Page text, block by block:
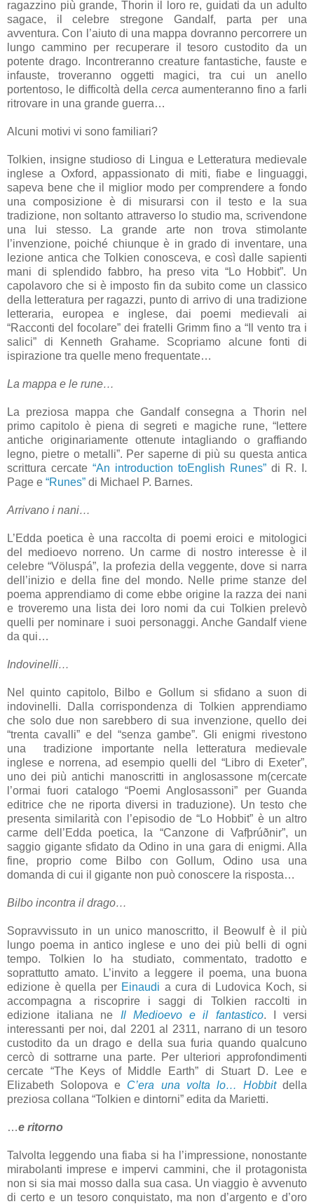
ragazzino più grande, Thorin il loro re, guidati da un adulto
sagace, il celebre stregone Gandalf, parta per una
avventura. Con l’aiuto di una mappa dovranno percorrere un
lungo cammino per recuperare il tesoro custodito da un
potente drago. Incontreranno creature fantastiche, fauste e
infauste, troveranno oggetti magici, tra cui un anello
portentoso, le difficoltà della cercaaumenteranno fino a farli
ritrovare in una grande guerra…
Alcuni motivi vi sono familiari?
Tolkien, insigne studioso di Lingua e Letteratura medievale
inglese a Oxford, appassionato di miti, fiabe e linguaggi,
sapeva beneche il miglior modo per comprendere a fondo
una composizione è di misurarsi con il testo e la sua
tradizione, non soltanto attraverso lo studio ma, scrivendone
una lui stesso. La grande arte non trova stimolante
l’invenzione, poiché chiunque è in grado di inventare, una
lezione antica che Tolkien conosceva, e così dalle sapienti
mani di splendido fabbro, ha preso vita “Lo Hobbit”. Un
capolavoro che si è imposto fin da subito come un classico
della letteratura per ragazzi, punto di arrivo di una tradizione
letteraria, europea e inglese, dai poemi medievali ai
“Racconti del focolare” dei fratelli Grimm fino a “Il vento tra i
salici” di Kenneth Grahame. Scopriamo alcune fonti di
ispirazione tra quelle meno frequentate…
La mappa e le rune…
La preziosa mappa che Gandalf consegna a Thorin nel
primo capitolo è piena di segreti e magiche rune, “lettere
antiche originariamente ottenute intagliando o graffiando
legno, pietre o metalli”. Per saperne di più su questa antica
scrittura cercate “An introduction toEnglish Runes” di R. I.
Page e “Runes” di Michael P. Barnes.
Arrivano i nani…
L’Edda poetica è una raccolta di poemi eroici e mitologici
del medioevo norreno. Un carme di nostro interesse èil
celebre “Völuspá”, la profezia della veggente, dove si narra
dell’inizio e della fine del mondo. Nelle prime stanze del
poema apprendiamo di come ebbe origine la razza dei nani
e troveremo una lista dei loro nomi da cui Tolkien prelevò
quelli per nominare i suoi personaggi. Anche Gandalf viene
da qui…
Indovinelli…
Nel quinto capitolo, Bilbo e Gollum si sfidano a suon di
indovinelli. Dalla corrispondenza di Tolkien apprendiamo
che solo due non sarebbero di sua invenzione, quello dei
“trenta cavalli” e del “senza gambe”. Gli enigmi rivestono
una tradizione importante nella letteratura medievale
inglese e norrena, ad esempio quelli del “Libro di Exeter”,
uno dei più antichi manoscritti in anglosassonem(cercate
l’ormai fuori catalogo “Poemi Anglosassoni” per Guanda
editrice che ne riporta diversi in traduzione). Un testo che
presenta similarità con l’episodio de “Lo Hobbit” è un altro
carme dell’Edda poetica, la “Canzone di Vafþrúðnir”, un
saggio gigante sfidato da Odino in una gara di enigmi. Alla
fine, proprio come Bilbo con Gollum, Odino usa una
domanda di cui il gigante non può conoscere la risposta…
Bilbo incontra il drago…
Sopravvissuto in un unico manoscritto, il Beowulf è il più
lungo poema in antico inglese e uno dei più belli di ogni
tempo. Tolkien lo ha studiato, commentato, tradotto e
soprattutto amato. L’invito a leggere il poema, una buona
edizione è quella per Einaudi a cura di Ludovica Koch, si
accompagna a riscoprire i saggi di Tolkien raccolti in
edizione italiana ne Il Medioevo e il fantastico. I versi
interessanti per noi, dal 2201 al 2311, narrano di un tesoro
custodito da un drago e della sua furia quando qualcuno
cercò di sottrarne una parte. Per ulteriori approfondimenti
cercate “The Keys of Middle Earth” di Stuart D. Lee e
Elizabeth Solopova e C’era una volta lo… Hobbitdella
preziosa collana “Tolkien e dintorni” edita da Marietti.
…e ritorno
Talvolta leggendo una fiaba si ha l’impressione, nonostante
mirabolanti imprese e impervi cammini, che il protagonista
non si sia mai mosso dalla sua casa. Un viaggio è avvenuto
di certo e un tesoro conquistato, ma non d’argento e d’oro